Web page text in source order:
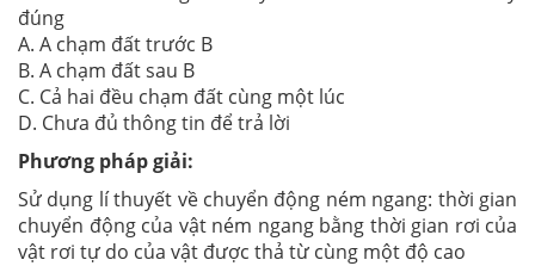
đúng
A. A chạm đất trước B
B. A chạm đất sau B
C. Cả hai đều chạm đất cùng một lúc
D. Chưa đủ thông tin để trả lời
Phương pháp giải:
Sử dụng lí thuyết về chuyển động ném ngang: thời gian
chuyển động của vật ném ngang bằng thời gian rơi của
vật rơi tự do của vật được thả từ cùng một độ cao